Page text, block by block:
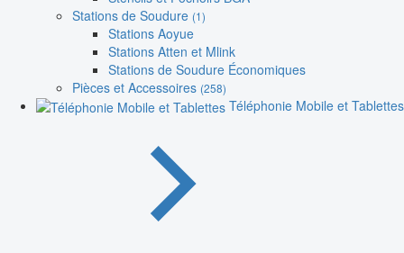
Stations de Soudure (1)
Stations Aoyue
Stations Atten et Mlink
Stations de Soudure Économiques
Pièces et Accessoires (258)
Téléphonie Mobile et Tablettes